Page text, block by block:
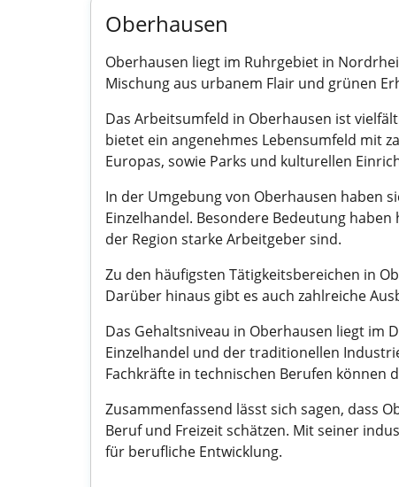
Oberhausen
Oberhausen liegt im Ruhrgebiet in
Mischung aus urbanem Flair und grünen
Das Arbeitsumfeld in Oberhausen ist
bietet ein angenehmes Lebensumfeld mit
Europas, sowie Parks und kulturellen
In der Umgebung von Oberhausen haben
Einzelhandel. Besondere Bedeutung
der Region starke Arbeitgeber sind.
Zu den häufigsten Tätigkeitsbereichen in
Darüber hinaus gibt es auch zahlreiche
Das Gehaltsniveau in Oberhausen liegt im
Einzelhandel und der traditionellen
Fachkräfte in technischen Berufen können
Zusammenfassend lässt sich sagen, dass
Beruf und Freizeit schätzen. Mit seiner
für berufliche Entwicklung.